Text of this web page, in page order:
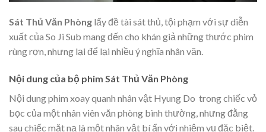
Sát Thủ Văn Phòng lấy đề tài sát thủ, tội phạm với sự diễn
xuất của So Ji Sub mang đến cho khán giả những thước phim
rùng rợn, nhưng lại để lại nhiều ý nghĩa nhân văn.
Nội dung của bộ phim Sát Thủ Văn Phòng
Nội dung phim xoay quanh nhân vật Hyung Do trong chiếc vỏ
bọc của một nhân viên văn phòng bình thường, nhưng đằng
sau chiếc mặt nạ là một nhân vật bí ẩn với nhiệm vụ đặc biệt.